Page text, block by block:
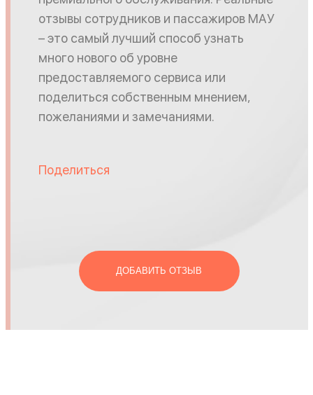
отзывы сотрудников и пассажиров МАУ
– это самый лучший способ узнать
много нового об уровне
предоставляемого сервиса или
поделиться собственным мнением,
пожеланиями и замечаниями.
Поделиться
ДОБАВИТЬ ОТЗЫВ